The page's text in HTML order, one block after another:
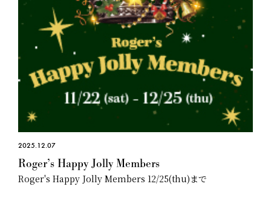
2025.12.07
Roger’s Happy Jolly Members
Roger's Happy Jolly Members 12/25(thu)まで